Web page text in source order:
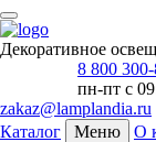
Декоративное
8 800
пн-пт с
zakaz@lamplandia.ru
Каталог
Меню О